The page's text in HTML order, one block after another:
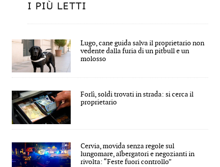
I PIÙ LETTI
Lugo, cane guida salva il proprietario non
vedente dalla furia di un pitbull e un
molosso
Forlì, soldi trovati in strada: si cerca il
proprietario
Cervia, movida senza regole sul
lungomare, albergatori e negozianti in
rivolta: “Feste fuori controllo”